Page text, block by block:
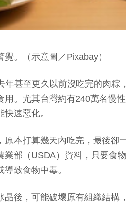
。（示意圖／Pixabay）
甚至更久以前沒吃完的肉粽
。尤其台灣約有240萬名慢
速惡化。
本打算幾天內吃完，最後卻
部（USDA）資料，只要食
致食物中毒。
後，可能破壞原有組織結構